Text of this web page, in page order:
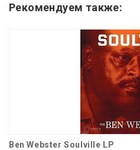
Рекомендуем также:
Ben Webster Soulville LP